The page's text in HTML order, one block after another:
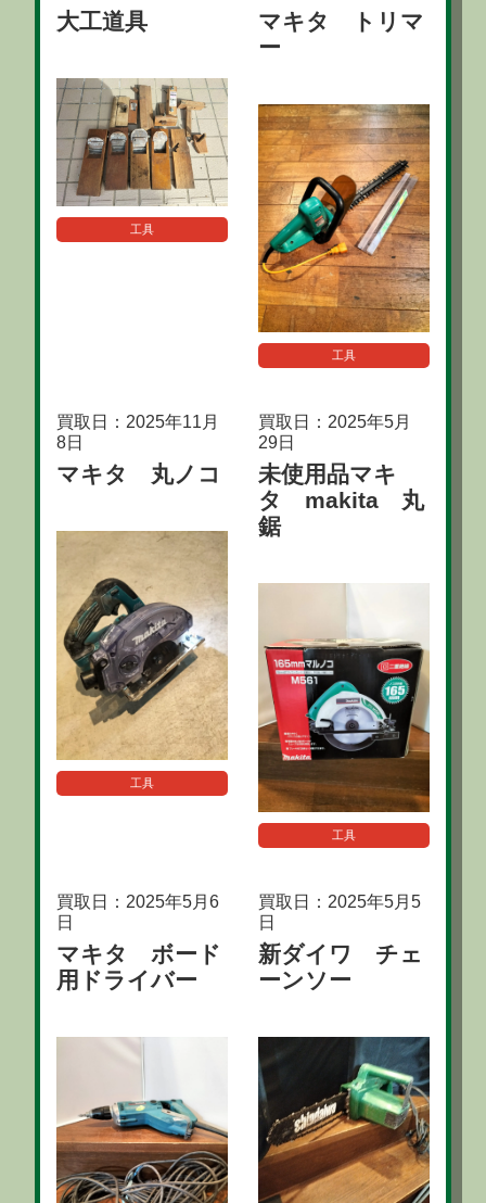
大工道具
工具
マキタ トリマ
ー
工具
買取日：2025年11月
8日
マキタ 丸ノコ
工具
買取日：2025年5月
29日
未使用品マキ
タ makita 丸
鋸
工具
買取日：2025年5月6
日
マキタ ボード
用ドライバー
買取日：2025年5月5
日
新ダイワ チェ
ーンソー